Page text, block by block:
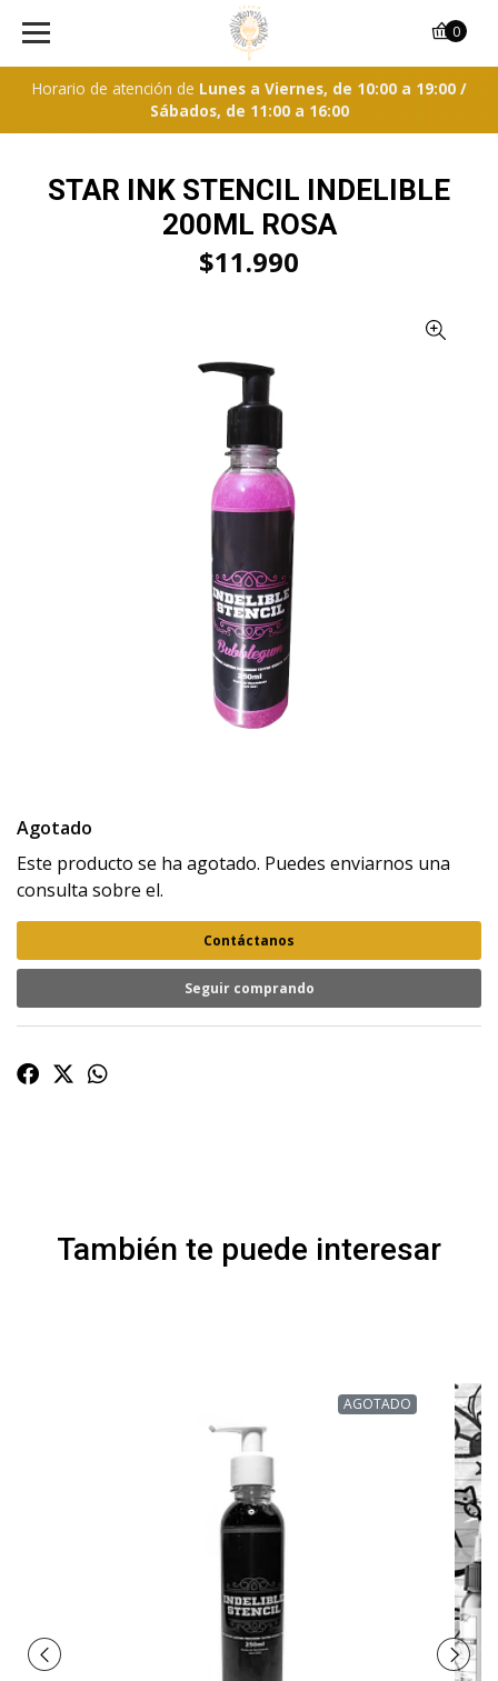
Horario de atención de Lunes a Viernes, de 10:00 a 19:00 /
Sábados, de 11:00 a 16:00
0
STAR INK STENCIL INDELIBLE
200ML ROSA
$11.990
Agotado
Este producto se ha agotado. Puedes enviarnos una
consulta sobre el.
Contáctanos
Seguir comprando
También te puede interesar
AGOTADO